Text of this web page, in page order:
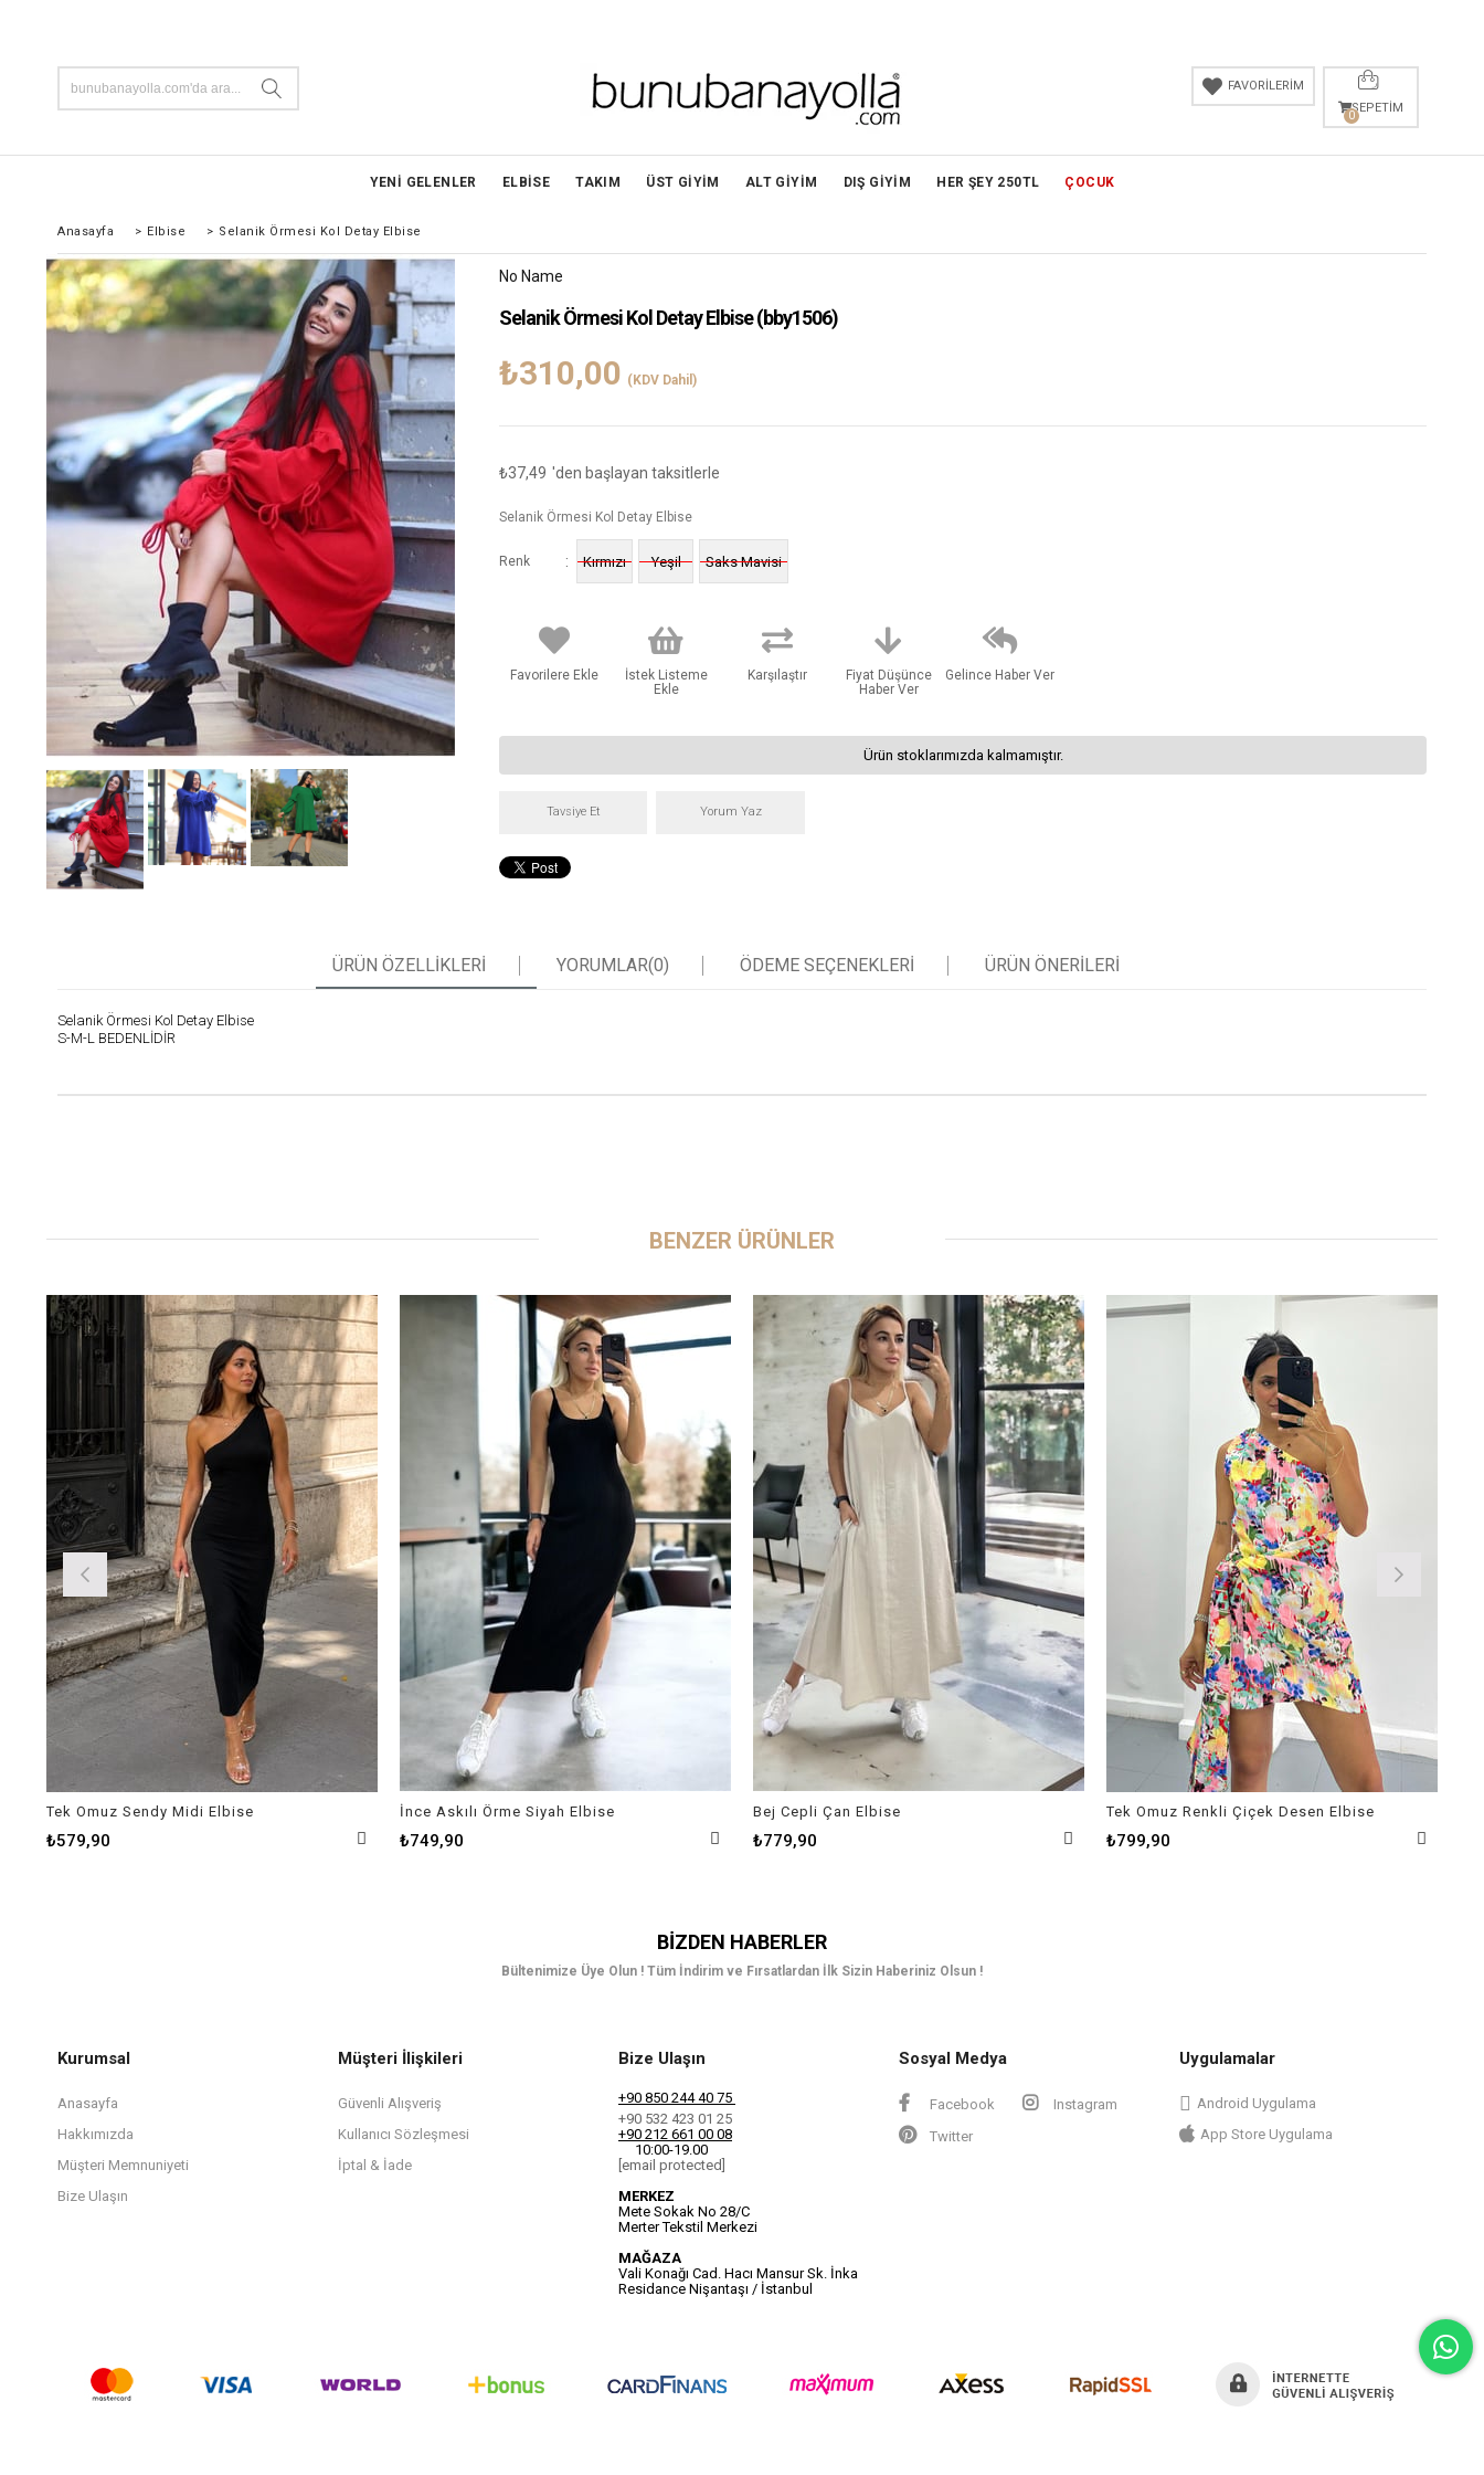
SEPETIM
0
FAVORİLERİM
YENİ GELENLER ELBİSE TAKIM ÜST GİYİM ALT GİYİM DIŞ GİYİM HER ŞEY 250TL ÇOCUK
Anasayfa > Elbise > Selanik Örmesi Kol Detay Elbise
No Name
Selanik Örmesi Kol Detay Elbise(bby1506)
₺310,00 (KDV Dahil)
₺37,49 'den başlayan taksitlerle
Selanik Örmesi Kol Detay Elbise
Renk : Kırmızı Yeşil Saks Mavisi
Favorilere Ekle
İstek Listeme
Ekle
Karşılaştır
Fiyat Düşünce
Haber Ver
Gelince Haber Ver
Ürün stoklarımızda kalmamıştır.
Tavsiye Et Yorum Yaz
ÜRÜN ÖZELLIKLERI YORUMLAR(0) ÖDEME SEÇENEKLERI ÜRÜN ÖNERILERI
Selanik Örmesi Kol Detay Elbise
S-M-L BEDENLİDİR
BENZER ÜRÜNLER
Tek Omuz Sendy Midi Elbise
₺579,90
İnce Askılı Örme Siyah Elbise
₺749,90
Bej Cepli Çan Elbise
₺779,90
Tek Omuz Renkli Çiçek Desen Elbise
₺799,90
BIZDEN HABERLER
Bültenimize Üye Olun ! Tüm İndirim ve Fırsatlardan İlk Sizin Haberiniz Olsun !
Kurumsal
Anasayfa
Hakkımızda
Müşteri Memnuniyeti
Bize Ulaşın
Müşteri İlişkileri
Güvenli Alışveriş
Kullanıcı Sözleşmesi
İptal & İade
Bize Ulaşın
+90 850 244 40 75
+90 532 423 01 25
+90 212 661 00 08
10:00-19.00
[email protected]
MERKEZ
Mete Sokak No 28/C
Merter Tekstil Merkezi
MAĞAZA
Vali Konağı Cad. Hacı Mansur Sk. İnka
Residance Nişantaşı / İstanbul
Sosyal Medya
Facebook
Instagram
Twitter
Uygulamalar
Android Uygulama
App Store Uygulama